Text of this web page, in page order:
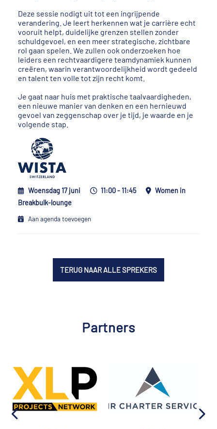
Deze sessie nodigt uit tot een ingrijpende
verandering. Je leert herkennen wat je carrière echt
vooruit helpt, duidelijke grenzen stellen zonder
schuldgevoel, en een meer strategische, zichtbare
rol gaan spelen. We zullen ook onderzoeken hoe
leiders een rechtvaardigere teamdynamiek kunnen
creëren, waarin verantwoordelijkheid wordt gedeeld
en talent ten volle tot zijn recht komt.
Je gaat naar huis met praktische taalvaardigheden,
een nieuwe manier van denken en een hernieuwd
gevoel van zeggenschap over je tijd, je waarde en je
volgende stap.
Woensdag 17 juni 11:00 - 11:45
Women in
Breakbulk-lounge
Aan agenda toevoegen
TERUG NAAR ALLE SPREKERS
Partners